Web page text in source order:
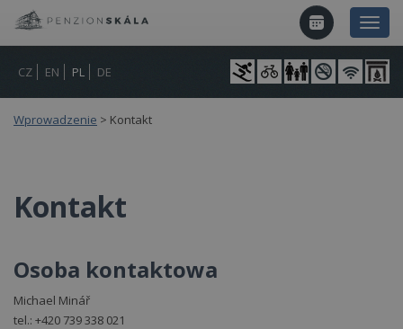
CZ EN PL DE
Wprowadzenie > Kontakt
Kontakt
Osoba kontaktowa
Michael Minář
tel.: +420 739 338 021